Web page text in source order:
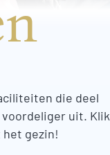
die deel
uit. Klik
gezin!